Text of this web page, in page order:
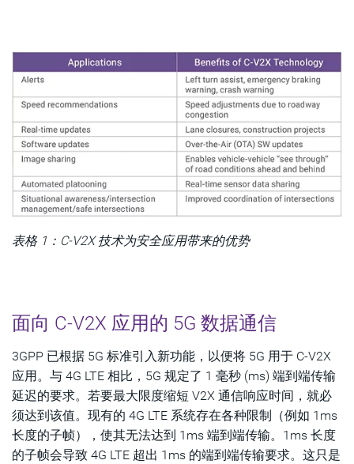
表格 1：C-V2X 技术为安全应用带来的优势
面向 C-V2X 应用的 5G 数据通信
3GPP 已根据 5G 标准引入新功能，以便将 5G 用于 C-V2X
应用。与 4G LTE 相比，5G 规定了 1 毫秒 (ms) 端到端传输
延迟的要求。若要最大限度缩短 V2X 通信响应时间，就必
须达到该值。现有的 4G LTE 系统存在各种限制（例如 1ms
长度的子帧），使其无法达到 1ms 端到端传输。1ms 长度
的子帧会导致 4G LTE 超出 1ms 的端到端传输要求。这只是